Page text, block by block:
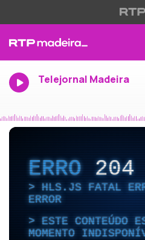
Telejornal Madeira
ERRO204
HLS.JS FATAL
ERROR
ESTE CONTEÚDO
MOMENTO